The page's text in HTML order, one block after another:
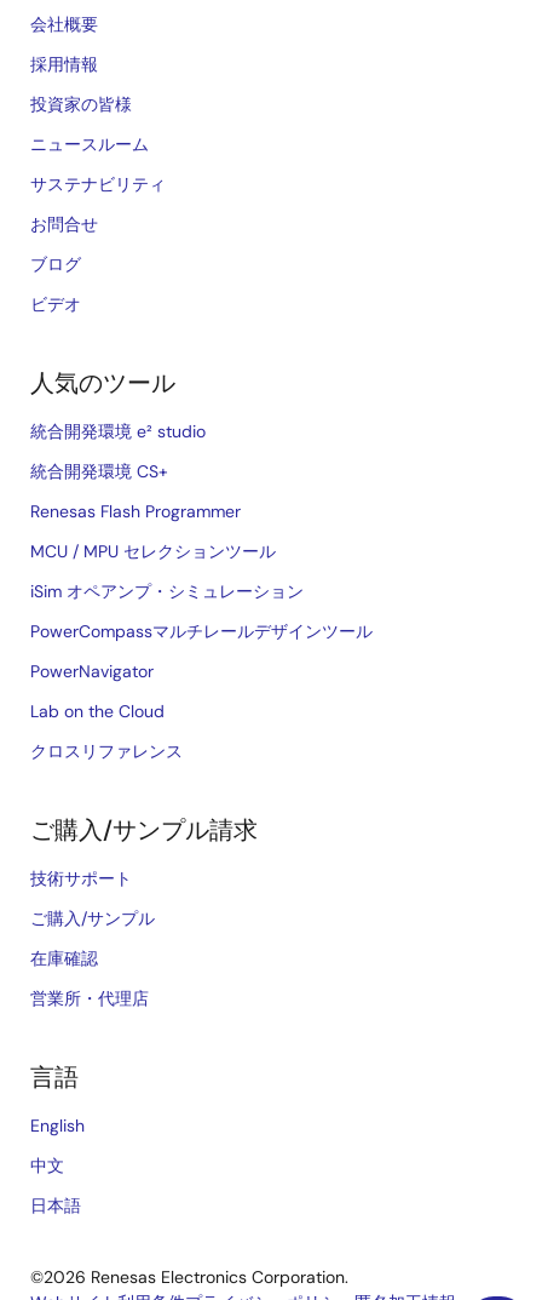
会社概要
採用情報
投資家の皆様
ニュースルーム
サステナビリティ
お問合せ
ブログ
ビデオ
人気のツール
統合開発環境 e² studio
統合開発環境 CS+
Renesas Flash Programmer
MCU / MPU セレクションツール
iSim オペアンプ・シミュレーション
PowerCompassマルチレールデザインツール
PowerNavigator
Lab on the Cloud
クロスリファレンス
ご購入/サンプル請求
技術サポート
ご購入/サンプル
在庫確認
営業所・代理店
言語
English
中文
日本語
©2026 Renesas Electronics Corporation.